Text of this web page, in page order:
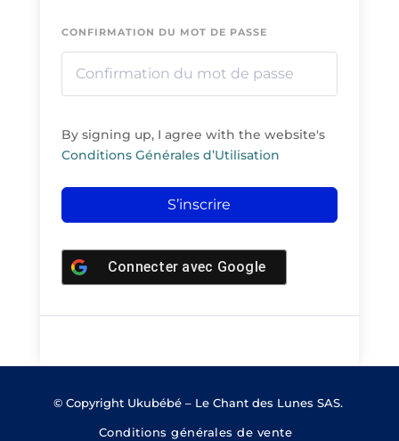
CONFIRMATION DU MOT DE PASSE
By signing up, I agree with the website's
Conditions Générales d’Utilisation
S’inscrire
Connecter avec Google
© Copyright Ukubébé – Le Chant des Lunes SAS.
Conditions générales de vente